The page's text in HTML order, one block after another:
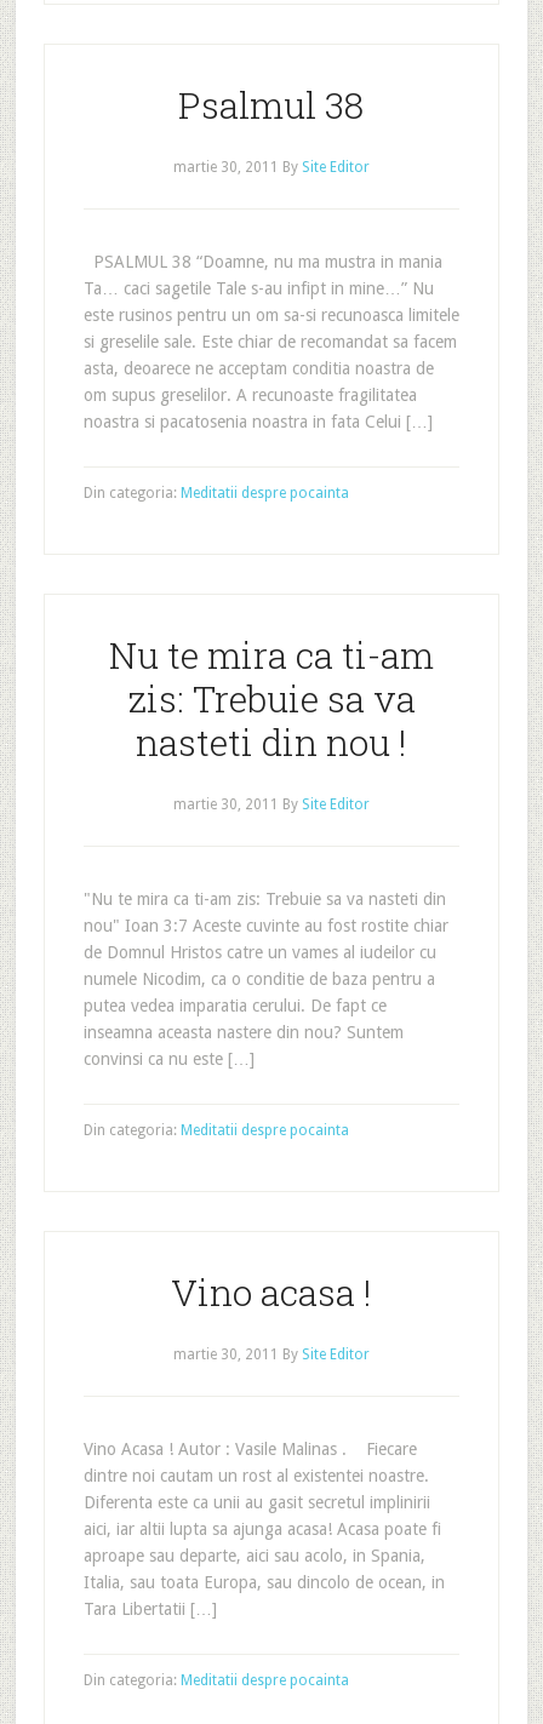
Psalmul 38
martie 30, 2011 By Site Editor
PSALMUL 38 “Doamne, nu ma mustra in mania
Ta… caci sagetile Tale s-au infipt in mine…” Nu
este rusinos pentru un om sa-si recunoasca limitele
si greselile sale. Este chiar de recomandat sa facem
asta, deoarece ne acceptam conditia noastra de
om supus greselilor. A recunoaste fragilitatea
noastra si pacatosenia noastra in fata Celui […]
Din categoria: Meditatii despre pocainta
Nu te mira ca ti-am
zis: Trebuie sa va
nasteti din nou !
martie 30, 2011 By Site Editor
"Nu te mira ca ti-am zis: Trebuie sa va nasteti din
nou" Ioan 3:7 Aceste cuvinte au fost rostite chiar
de Domnul Hristos catre un vames al iudeilor cu
numele Nicodim, ca o conditie de baza pentru a
putea vedea imparatia cerului. De fapt ce
inseamna aceasta nastere din nou? Suntem
convinsi ca nu este […]
Din categoria: Meditatii despre pocainta
Vino acasa !
martie 30, 2011 By Site Editor
Vino Acasa ! Autor : Vasile Malinas . Fiecare
dintre noi cautam un rost al existentei noastre.
Diferenta este ca unii au gasit secretul implinirii
aici, iar altii lupta sa ajunga acasa! Acasa poate fi
aproape sau departe, aici sau acolo, in Spania,
Italia, sau toata Europa, sau dincolo de ocean, in
Tara Libertatii […]
Din categoria: Meditatii despre pocainta